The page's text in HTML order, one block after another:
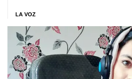
LA VOZ